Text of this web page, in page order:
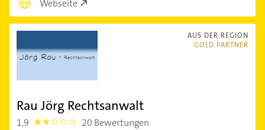
Webseite
AUS DER REGION
GOLD PARTNER
Rau Jörg Rechtsanwalt
1,9 1.9 20 Bewertungen